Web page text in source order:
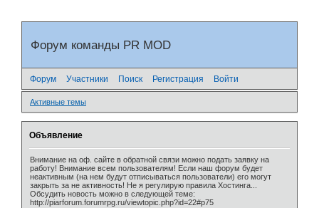
Форум команды PR MOD
Форум Участники Поиск Регистрация Войти
Активные темы
Объявление
Внимание на оф. сайте в обратной связи можно подать заявку на
работу! Внимание всем пользователям! Если наш форум будет
неактивным (на нем будут отписываться пользователи) его могут
закрыть за не активность! Не я регулирую правила Хостинга...
Обсудить новость можно в следующей теме:
http://piarforum.forumrpg.ru/viewtopic.php?id=22#p75